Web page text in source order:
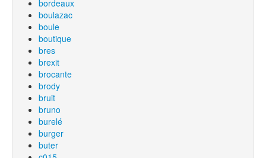
bordeaux
boulazac
boule
boutique
bres
brexit
brocante
brody
bruit
bruno
burelé
burger
buter